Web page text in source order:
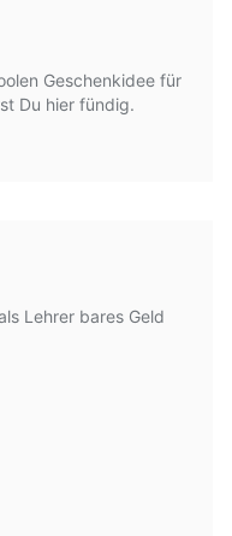
Geschenkidee für
Du hier fündig.
Lehrer bares Geld